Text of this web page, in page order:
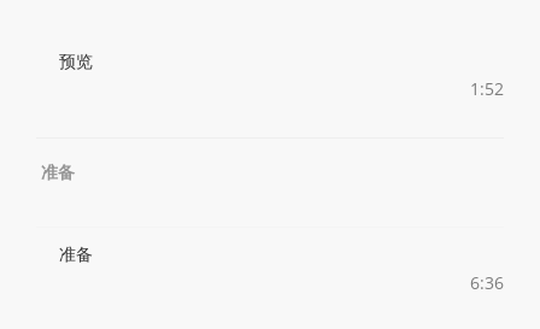
预览
1:52
准备
准备
6:36